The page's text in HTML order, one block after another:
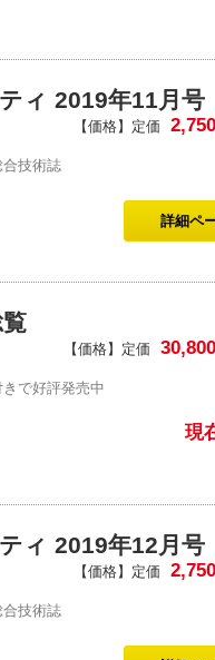
ィ 2019年11月号
【価格】定価 2,750
技術誌
詳細ペ
【価格】定価 30,800
きで好評発売中
現
ィ 2019年12月号
【価格】定価 2,750
技術誌